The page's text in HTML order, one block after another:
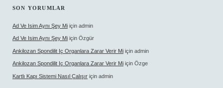
SON YORUMLAR
Ad Ve Isim Aynı Şey Mi için admin
Ad Ve Isim Aynı Şey Mi için Özgür
Ankilozan Spondilit Iç Organlara Zarar Verir Mi için admin
Ankilozan Spondilit Iç Organlara Zarar Verir Mi için Özge
Kartlı Kapı Sistemi Nasıl Çalışır için admin